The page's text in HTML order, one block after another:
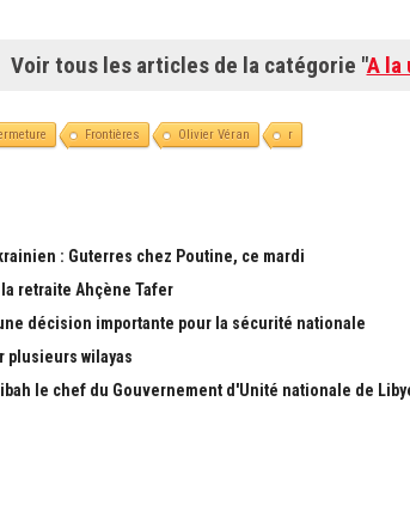
Voir tous les articles de la catégorie "A la
Frontières Olivier Véran r
: Guterres chez Poutine, ce mardi
retraite Ahçène Tafer
décision importante pour la sécurité nationale
plusieurs wilayas
le chef du Gouvernement d'Unité nationale de